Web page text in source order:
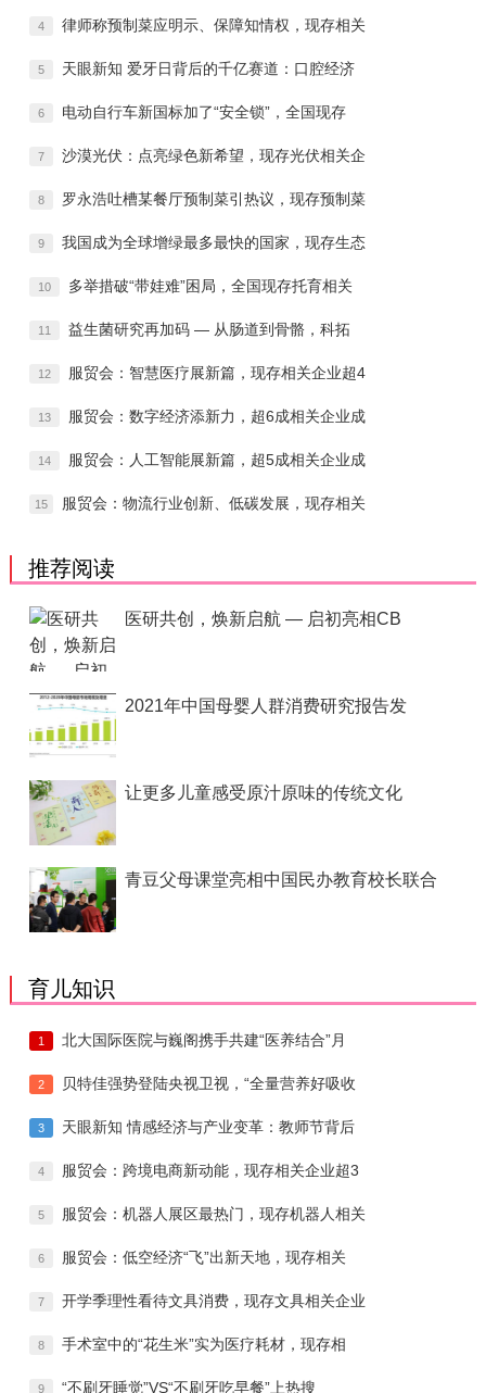
4 律师称预制菜应明示、保障知情权，现存相关
5 天眼新知 爱牙日背后的千亿赛道：口腔经济
6 电动自行车新国标加了“安全锁”，全国现存
7 沙漠光伏：点亮绿色新希望，现存光伏相关企
8 罗永浩吐槽某餐厅预制菜引热议，现存预制菜
9 我国成为全球增绿最多最快的国家，现存生态
10 多举措破“带娃难”困局，全国现存托育相关
11 益生菌研究再加码 — 从肠道到骨骼，科拓
12 服贸会：智慧医疗展新篇，现存相关企业超4
13 服贸会：数字经济添新力，超6成相关企业成
14 服贸会：人工智能展新篇，超5成相关企业成
15 服贸会：物流行业创新、低碳发展，现存相关
推荐阅读
医研共创，焕新启航 — 启初亮相CB
2021年中国母婴人群消费研究报告发
让更多儿童感受原汁原味的传统文化
青豆父母课堂亮相中国民办教育校长联合
育儿知识
1 北大国际医院与巍阁携手共建“医养结合”月
2 贝特佳强势登陆央视卫视，“全量营养好吸收
3 天眼新知 情感经济与产业变革：教师节背后
4 服贸会：跨境电商新动能，现存相关企业超3
5 服贸会：机器人展区最热门，现存机器人相关
6 服贸会：低空经济“飞”出新天地，现存相关
7 开学季理性看待文具消费，现存文具相关企业
8 手术室中的“花生米”实为医疗耗材，现存相
9 “不刷牙睡觉”VS“不刷牙吃早餐”上热搜